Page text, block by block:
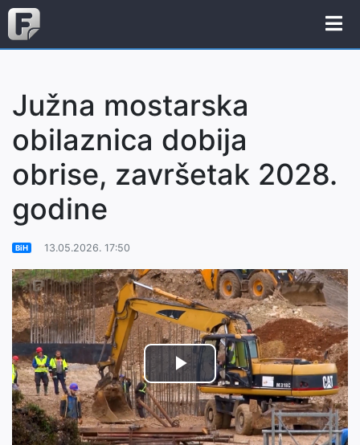
Južna mostarska
obilaznica dobija
obrise, završetak 2028.
godine
BiH 13.05.2026. 17:50
Play
Video